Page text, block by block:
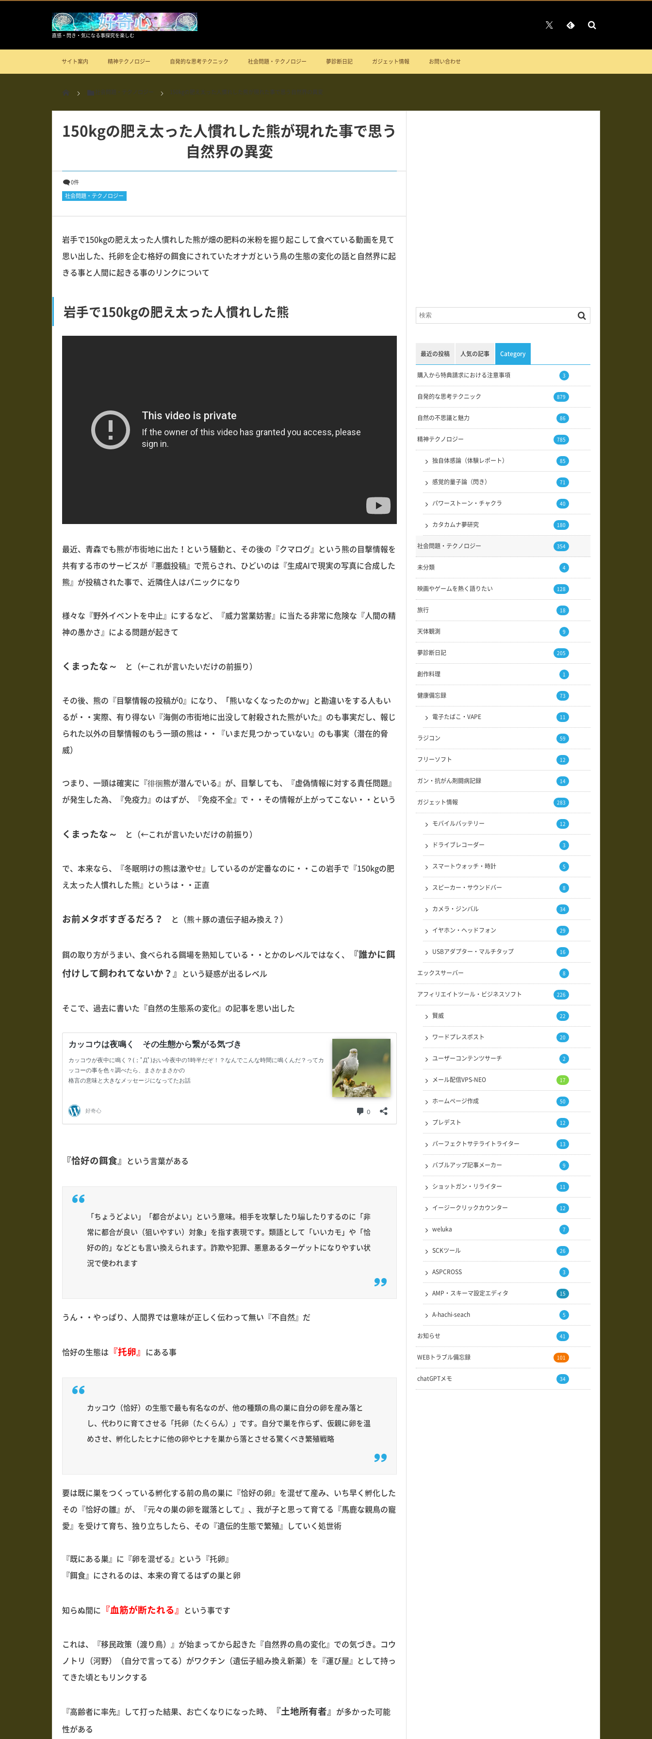
直感・閃き・気になる事探究を楽しむ
サイト案内 精神テクノロジー 自発的な思考テクニック 社会問題・テクノロジー 夢診断日記 ガジェット情報 お問い合わせ
社会問題・テクノロジー 150kgの肥え太った人慣れした熊が現れた事で思う自然界の異変
150kgの肥え太った人慣れした熊が現れた事で思う
自然界の異変
0件
社会問題・テクノロジー
岩手で150kgの肥え太った人慣れした熊が畑の肥料の米粉を掘り起こして食べている動画を見て
思い出した、托卵を企む格好の餌食にされていたオナガという鳥の生態の変化の話と自然界に起
きる事と人間に起きる事のリンクについて
岩手で150kgの肥え太った人慣れした熊
最近、青森でも熊が市街地に出た！という騒動と、その後の『クマログ』という熊の目撃情報を
共有する市のサービスが『悪戯投稿』で荒らされ、ひどいのは『生成AIで現実の写真に合成した
熊』が投稿された事で、近隣住人はパニックになり
様々な『野外イベントを中止』にするなど、『威力営業妨害』に当たる非常に危険な『人間の精
神の愚かさ』による問題が起きて
くまったな～ と（←これが言いたいだけの前振り）
その後、熊の『目撃情報の投稿が0』になり、「熊いなくなったのかw」と勘違いをする人もい
るが・・実際、有り得ない『海側の市街地に出没して射殺された熊がいた』のも事実だし、報じ
られた以外の目撃情報のもう一頭の熊は・・『いまだ見つかっていない』のも事実（潜在的脅
威）
つまり、一頭は確実に『徘徊熊が潜んでいる』が、目撃しても、『虚偽情報に対する責任問題』
が発生した為、『免疫力』のはずが、『免疫不全』で・・その情報が上がってこない・・という
くまったな～ と（←これが言いたいだけの前振り）
で、本来なら、『冬眠明けの熊は激やせ』しているのが定番なのに・・この岩手で『150kgの肥
え太った人慣れした熊』というは・・正直
お前メタボすぎるだろ？ と（熊＋豚の遺伝子組み換え？）
餌の取り方がうまい、食べられる餌場を熟知している・・とかのレベルではなく、
『誰かに餌
付けして飼われてないか？』 という疑惑が出るレベル
そこで、過去に書いた『自然の生態系の変化』の記事を思い出した
『恰好の餌食』 という言葉がある
「ちょうどよい」「都合がよい」という意味。相手を攻撃したり騙したりするのに「非
常に都合が良い（狙いやすい）対象」を指す表現です。類語として「いいカモ」や「恰
好の的」などとも言い換えられます。詐欺や犯罪、悪意あるターゲットになりやすい状
況で使われます
うん・・やっぱり、人間界では意味が正しく伝わって無い『不自然』だ
恰好の生態は 『托卵』 にある事
カッコウ（恰好）の生態で最も有名なのが、他の種類の鳥の巣に自分の卵を産み落と
し、代わりに育てさせる「托卵（たくらん）」です。自分で巣を作らず、仮親に卵を温
めさせ、孵化したヒナに他の卵やヒナを巣から落とさせる驚くべき繁殖戦略
要は既に巣をつくっている孵化する前の鳥の巣に『恰好の卵』を混ぜて産み、いち早く孵化した
その『恰好の雛』が、『元々の巣の卵を蹴落として』、我が子と思って育てる『馬鹿な親鳥の寵
愛』を受けて育ち、独り立ちしたら、その『遺伝的生態で繁殖』していく処世術
『既にある巣』に『卵を混ぜる』という『托卵』
『餌食』にされるのは、本来の育てるはずの巣と卵
知らぬ間に 『血筋が断たれる』 という事です
これは、『移民政策（渡り鳥）』が始まってから起きた『自然界の鳥の変化』での気づき。コウ
ノトリ（河野）（自分で言ってる）がワクチン（遺伝子組み換え新薬）を『運び屋』として持っ
てきた頃ともリンクする
『高齢者に率先』して打った結果、お亡くなりになった時、 『土地所有者』 が多かった可能
性がある
最近の投稿 人気の記事 Category
購入から特典請求における注意事項 3
自発的な思考テクニック 879
自然の不思議と魅力 86
精神テクノロジー 785
独自体感論（体験レポート） 85
感覚的量子論（閃き） 71
パワーストーン・チャクラ 40
カタカムナ夢研究 180
社会問題・テクノロジー 354
未分類 4
映画やゲームを熱く語りたい 128
旅行 18
天体観測 9
夢診断日記 205
創作料理 1
健康備忘録 73
電子たばこ・VAPE 11
ラジコン 59
フリーソフト 12
ガン・抗がん剤闘病記録 14
ガジェット情報 283
モバイルバッテリー 12
ドライブレコーダー 3
スマートウォッチ・時計 5
スピーカー・サウンドバー 8
カメラ・ジンバル 34
イヤホン・ヘッドフォン 29
USBアダプター・マルチタップ 16
エックスサーバー 8
アフィリエイトツール・ビジネスソフト 226
賢威 22
ワードプレスポスト 20
ユーザーコンテンツサーチ 2
メール配信VPS-NEO 17
ホームページ作成 50
プレデスト 12
パーフェクトサテライトライター 13
バブルアップ記事メーカー 9
ショットガン・リライター 11
イージークリックカウンター 12
weluka 7
SCKツール 26
ASPCROSS 3
AMP・スキーマ設定エディタ 15
A-hachi-seach 5
お知らせ 41
WEBトラブル備忘録 101
chatGPTメモ 34